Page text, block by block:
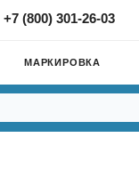
+7 (800) 301-26-03
МАРКИРОВКА